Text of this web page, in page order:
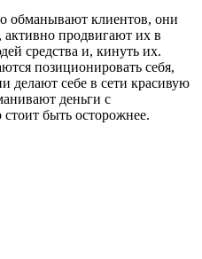
обманывают клиентов, они
продвигают их в
средства и, кинуть их.
позиционировать себя,
делают себе в сети красивую
деньги с
стоит быть осторожнее.